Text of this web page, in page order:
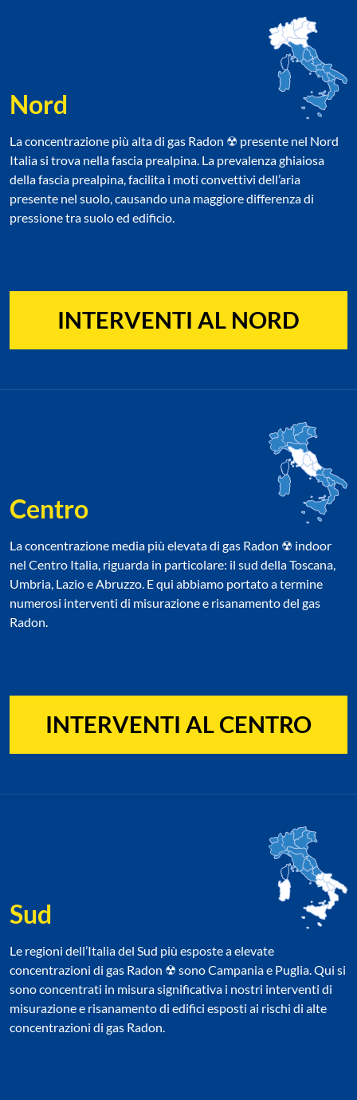
Nord
La concentrazione più alta di gas Radon ☢ presente nel Nord
Italia si trova nella fascia prealpina. La prevalenza ghiaiosa
della fascia prealpina, facilita i moti convettivi dell’aria
presente nel suolo, causando una maggiore differenza di
pressione tra suolo ed edificio.
INTERVENTI AL NORD
Centro
La concentrazione media più elevata di gas Radon ☢ indoor
nel Centro Italia, riguarda in particolare: il sud della Toscana,
Umbria, Lazio e Abruzzo. E qui abbiamo portato a termine
numerosi interventi di misurazione e risanamento del gas
Radon.
INTERVENTI AL CENTRO
Sud
Le regioni dell’Italia del Sud più esposte a elevate
concentrazioni di gas Radon ☢ sono Campania e Puglia. Qui si
sono concentrati in misura significativa i nostri interventi di
misurazione e risanamento di edifici esposti ai rischi di alte
concentrazioni di gas Radon.